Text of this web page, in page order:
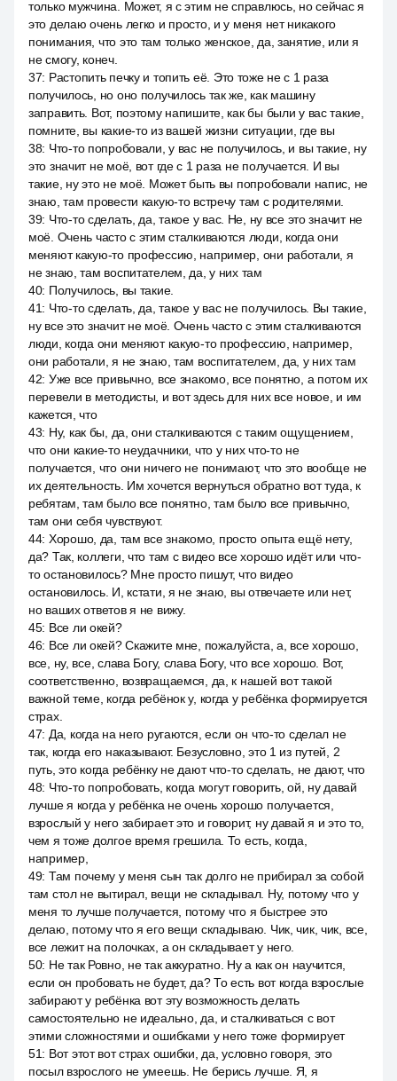
только мужчина. Может, я с этим не справлюсь, но сейчас я
это делаю очень легко и просто, и у меня нет никакого
понимания, что это там только женское, да, занятие, или я
не смогу, конеч.
37: Растопить печку и топить её. Это тоже не с 1 раза
получилось, но оно получилось так же, как машину
заправить. Вот, поэтому напишите, как бы были у вас такие,
помните, вы какие-то из вашей жизни ситуации, где вы
38: Что-то попробовали, у вас не получилось, и вы такие, ну
это значит не моё, вот где с 1 раза не получается. И вы
такие, ну это не моё. Может быть вы попробовали напис, не
знаю, там провести какую-то встречу там с родителями.
39: Что-то сделать, да, такое у вас. Не, ну все это значит не
моё. Очень часто с этим сталкиваются люди, когда они
меняют какую-то профессию, например, они работали, я
не знаю, там воспитателем, да, у них там
40: Получилось, вы такие.
41: Что-то сделать, да, такое у вас не получилось. Вы такие,
ну все это значит не моё. Очень часто с этим сталкиваются
люди, когда они меняют какую-то профессию, например,
они работали, я не знаю, там воспитателем, да, у них там
42: Уже все привычно, все знакомо, все понятно, а потом их
перевели в методисты, и вот здесь для них все новое, и им
кажется, что
43: Ну, как бы, да, они сталкиваются с таким ощущением,
что они какие-то неудачники, что у них что-то не
получается, что они ничего не понимают, что это вообще не
их деятельность. Им хочется вернуться обратно вот туда, к
ребятам, там было все понятно, там было все привычно,
там они себя чувствуют.
44: Хорошо, да, там все знакомо, просто опыта ещё нету,
да? Так, коллеги, что там с видео все хорошо идёт или что-
то остановилось? Мне просто пишут, что видео
остановилось. И, кстати, я не знаю, вы отвечаете или нет,
но ваших ответов я не вижу.
45: Все ли окей?
46: Все ли окей? Скажите мне, пожалуйста, а, все хорошо,
все, ну, все, слава Богу, слава Богу, что все хорошо. Вот,
соответственно, возвращаемся, да, к нашей вот такой
важной теме, когда ребёнок у, когда у ребёнка формируется
страх.
47: Да, когда на него ругаются, если он что-то сделал не
так, когда его наказывают. Безусловно, это 1 из путей, 2
путь, это когда ребёнку не дают что-то сделать, не дают, что
48: Что-то попробовать, когда могут говорить, ой, ну давай
лучше я когда у ребёнка не очень хорошо получается,
взрослый у него забирает это и говорит, ну давай я и это то,
чем я тоже долгое время грешила. То есть, когда,
например,
49: Там почему у меня сын так долго не прибирал за собой
там стол не вытирал, вещи не складывал. Ну, потому что у
меня то лучше получается, потому что я быстрее это
делаю, потому что я его вещи складываю. Чик, чик, чик, все,
все лежит на полочках, а он складывает у него.
50: Не так Ровно, не так аккуратно. Ну а как он научится,
если он пробовать не будет, да? То есть вот когда взрослые
забирают у ребёнка вот эту возможность делать
самостоятельно не идеально, да, и сталкиваться с вот
этими сложностями и ошибками у него тоже формирует
51: Вот этот вот страх ошибки, да, условно говоря, это
посыл взрослого не умеешь. Не берись лучше. Я, я